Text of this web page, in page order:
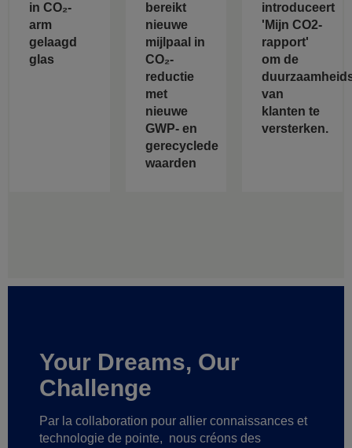
in CO₂-
arm
gelaagd
glas
bereikt
nieuwe
mijlpaal in
CO₂-
reductie
met
nieuwe
GWP- en
gerecyclede
waarden
introduceert
'Mijn CO2-
rapport'
om de
van
klanten te
versterken.
Your Dreams, Our
Challenge
Par la collaboration pour allier connaissances et
technologie de pointe, nous créons des